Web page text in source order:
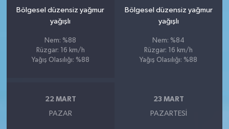
Bölgesel düzensiz yağmur
yağışlı
Nem: %88
Rüzgar: 16 km/h
Yağış Olasılığı: %88
Bölgesel düzensiz yağmur
yağışlı
Nem: %84
Rüzgar: 16 km/h
Yağış Olasılığı: %88
22 MART
PAZAR
23 MART
PAZARTESI